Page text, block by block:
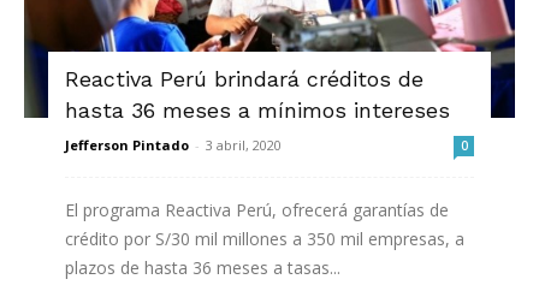
Reactiva Perú brindará créditos de
hasta 36 meses a mínimos intereses
Jefferson Pintado - 3 abril, 2020 0
El programa Reactiva Perú, ofrecerá garantías de
crédito por S/30 mil millones a 350 mil empresas, a
plazos de hasta 36 meses a tasas...